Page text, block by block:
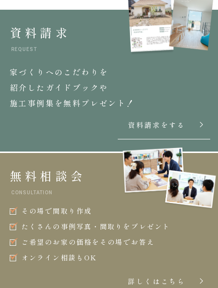
資料請求
REQUEST
家づくりへのこだわりを
紹介したガイドブックや
施工事例集を無料プレゼント！
資料請求をする
無料相談会
CONSULTATION
その場で間取り作成
たくさんの事例写真・間取りをプレゼント
ご希望のお家の価格をその場でお答え
オンライン相談もOK
詳しくはこちら